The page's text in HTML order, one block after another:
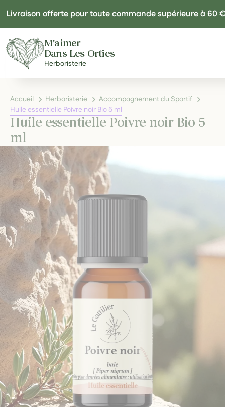
Livraison offerte pour toute commande supérieure à 60 €
M'aimer
Dans Les Orties
Herboristerie
Accueil Herboristerie
Accompagnement du Sportif
Huile essentielle Poivre noir Bio 5 ml
Huile essentielle Poivre noir Bio 5
ml